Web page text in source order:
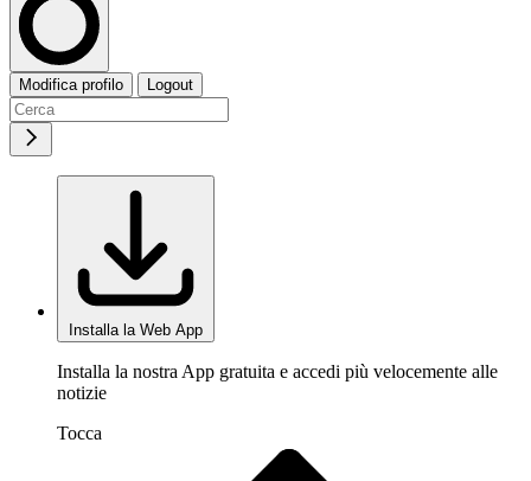
Modifica profilo Logout
Installa la Web App
Installa la nostra App gratuita e accedi più velocemente alle
notizie
Tocca